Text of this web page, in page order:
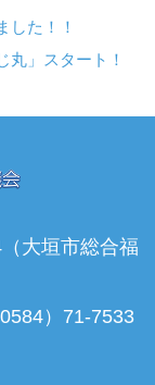
た！！
丸」スタート！
大垣市総合福
）71-7533